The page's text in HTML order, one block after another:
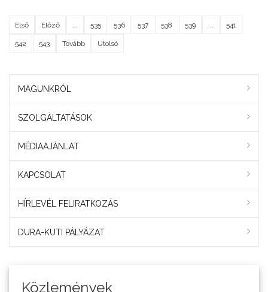
Első Előző ... 535 536 537 538 539 ... 541
542 543 Tovább Utolsó
MAGUNKRÓL
SZOLGÁLTATÁSOK
MÉDIAAJÁNLAT
KAPCSOLAT
HÍRLEVÉL FELIRATKOZÁS
DURA-KUTI PÁLYÁZAT
Közlemények